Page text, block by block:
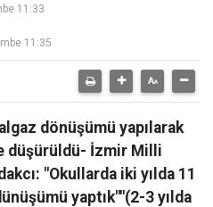
11:33
11:35
dönüşümü yapılarak
düşürüldü- İzmir Milli
"Okullarda iki yılda 11
yaptık""(2-3 yılda